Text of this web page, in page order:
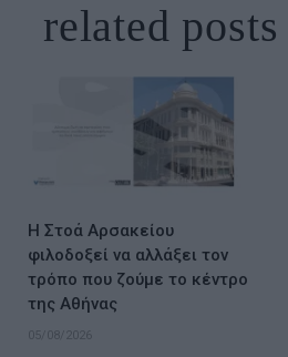
related posts
Η Στοά Αρσακείου
φιλοδοξεί να αλλάξει τον
τρόπο που ζούμε το κέντρο
της Αθήνας
05/08/2026